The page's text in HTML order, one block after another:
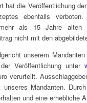
hat die Veröffentlichung
ebenfalls
als 15 Jahre
nicht mit den
unserem
Veröffentlichung unter
verurteilt.
Mandanten.
und eine erhebliche